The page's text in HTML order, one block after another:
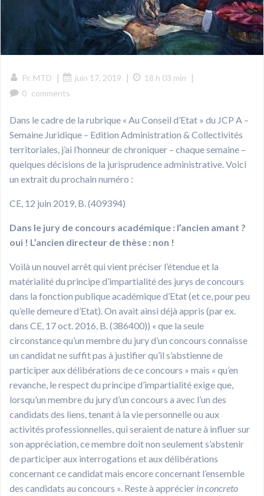
Pr. MTD | juin 17, 2019 | 18 h 03 min |
0 comments
Dans le cadre de la rubrique « Au Conseil d’Etat » du JCP A –
Semaine Juridique – Edition Administration & Collectivités
territoriales, j’ai l’honneur de chroniquer – chaque semaine –
quelques décisions de la jurisprudence administrative. Voici
un extrait du prochain numéro :
CE, 12 juin 2019, B. (409394)
Dans le jury de concours académique : l’ancien amant ?
oui ! L’ancien directeur de thèse : non !
Voilà un nouvel arrêt qui vient préciser l’étendue et la
matérialité du principe d’impartialité des jurys de concours
dans la fonction publique académique d’Etat (et ce, pour peu
qu’elle demeure d’Etat). On avait ainsi déjà appris (par ex.
dans CE, 17 oct. 2016, B. (386400)) « que la seule
circonstance qu’un membre du jury d’un concours connaisse
un candidat ne suffit pas à justifier qu’il s’abstienne de
participer aux délibérations de ce concours » mais « qu’en
revanche, le respect du principe d’impartialité exige que,
lorsqu’un membre du jury d’un concours a avec l’un des
candidats des liens, tenant à la vie personnelle ou aux
activités professionnelles, qui seraient de nature à influer sur
son appréciation, ce membre doit non seulement s’abstenir
de participer aux interrogations et aux délibérations
concernant ce candidat mais encore concernant l’ensemble
des candidats au concours ». Reste à apprécier in concreto